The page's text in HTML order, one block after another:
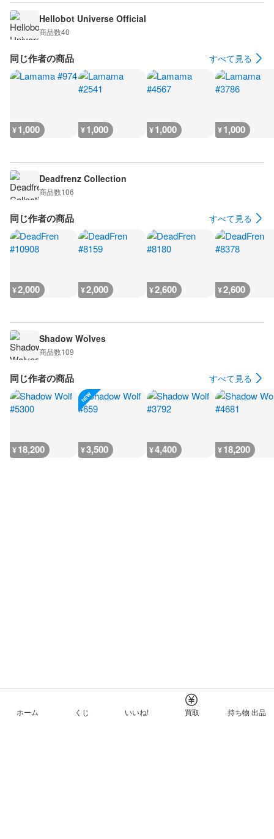
Hellobot Universe Official
商品数40
同じ作者の商品 すべて見る
¥1,000 ¥1,000 ¥1,000 ¥1,000
Deadfrenz Collection
商品数106
同じ作者の商品 すべて見る
¥2,000 ¥2,000 ¥2,600 ¥2,600
Shadow Wolves
商品数109
同じ作者の商品 すべて見る
¥18,200 ¥3,500 ¥4,400 ¥18,200
ホーム くじ いいね! 買取 持ち物 出品